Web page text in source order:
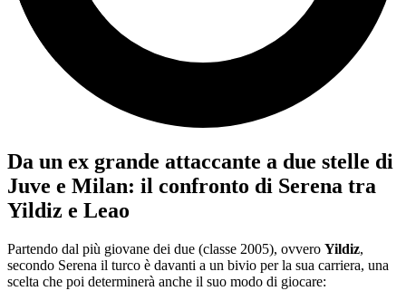
Da un ex grande attaccante a due stelle di
Juve e Milan: il confronto di Serena tra
Yildiz e Leao
Partendo dal più giovane dei due (classe 2005), ovvero Yildiz,
secondo Serena il turco è davanti a un bivio per la sua carriera, una
scelta che poi determinerà anche il suo modo di giocare: